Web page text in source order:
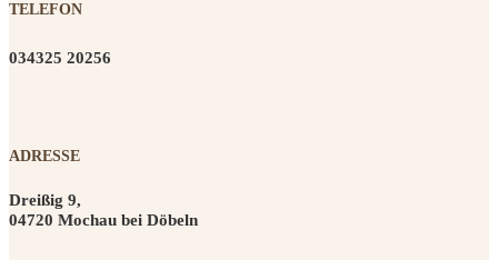
TELEFON
034325 20256
ADRESSE
Dreißig 9,
04720 Mochau bei Döbeln